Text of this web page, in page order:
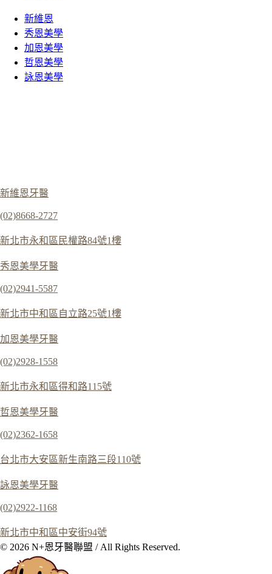
新維恩
秀恩美學
加恩美學
哲恩美學
詠恩美學
新維恩牙醫
(02)8668-2727
新北市永和區民權路84號1樓
秀恩美學牙醫
(02)2941-5587
新北市中和區自立路25號1樓
加恩美學牙醫
(02)2928-1558
新北市永和區得和路115號
哲恩美學牙醫
(02)2362-1658
台北市大安區新生南路三段110號
詠恩美學牙醫
(02)2922-1168
新北市中和區中安街94號
© 2026 N+恩牙醫聯盟 / All Rights Reserved.